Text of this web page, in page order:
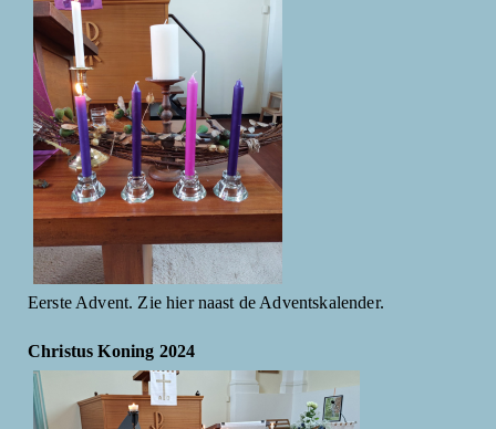
Eerste Advent. Zie hier naast de Adventskalender.
Christus Koning 2024